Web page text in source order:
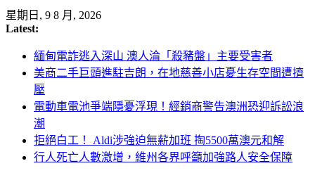
Skip
to
content
星期日, 9 8 月, 2026
Latest:
緬甸電詐逃入深山 澳人淪「殺豬盤」主要受害者
美商二手巨頭進駐吉朗，在地慈善小店憂生存空間遭擠
壓
電動車電池爭端隱憂浮現！經銷商警告澳洲恐迎訴訟浪
潮
拒絕白工！ Aldi涉強迫無薪加班 掏5500萬澳元和解
行人死亡人數激增，維州各界呼籲加強路人安全保障